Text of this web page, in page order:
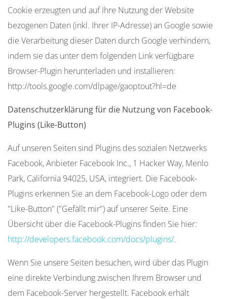
Cookie erzeugten und auf Ihre Nutzung der Website
bezogenen Daten (inkl. Ihrer IP-Adresse) an Google sowie
die Verarbeitung dieser Daten durch Google verhindern,
indem sie das unter dem folgenden Link verfügbare
Browser-Plugin herunterladen und installieren:
http://tools.google.com/dlpage/gaoptout?hl=de
Datenschutzerklärung für die Nutzung von Facebook-
Plugins (Like-Button)
Auf unseren Seiten sind Plugins des sozialen Netzwerks
Facebook, Anbieter Facebook Inc., 1 Hacker Way, Menlo
Park, California 94025, USA, integriert. Die Facebook-
Plugins erkennen Sie an dem Facebook-Logo oder dem
"Like-Button" ("Gefällt mir") auf unserer Seite. Eine
Übersicht über die Facebook-Plugins finden Sie hier:
http://developers.facebook.com/docs/plugins/.
Wenn Sie unsere Seiten besuchen, wird über das Plugin
eine direkte Verbindung zwischen Ihrem Browser und
dem Facebook-Server hergestellt. Facebook erhält